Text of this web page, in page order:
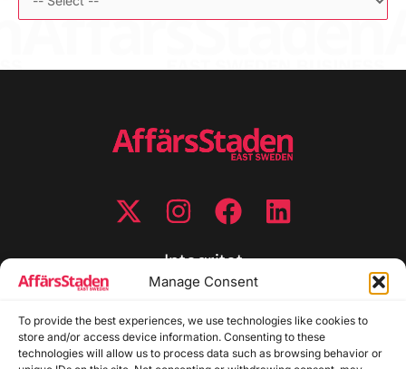
Manage Consent
To provide the best experiences, we use technologies like cookies to
store and/or access device information. Consenting to these
technologies will allow us to process data such as browsing behavior or
Integritet
Cookiepolicy
Disclaimer
Redaktionell policy